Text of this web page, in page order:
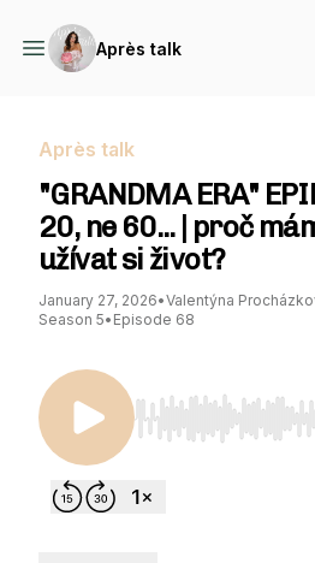
Après talk
Après talk
"GRANDMA ERA"
20, ne 60... | proč
užívat si život?
January 27, 2026•Valentýna
Season 5• Episode 68
Use Left/Right to